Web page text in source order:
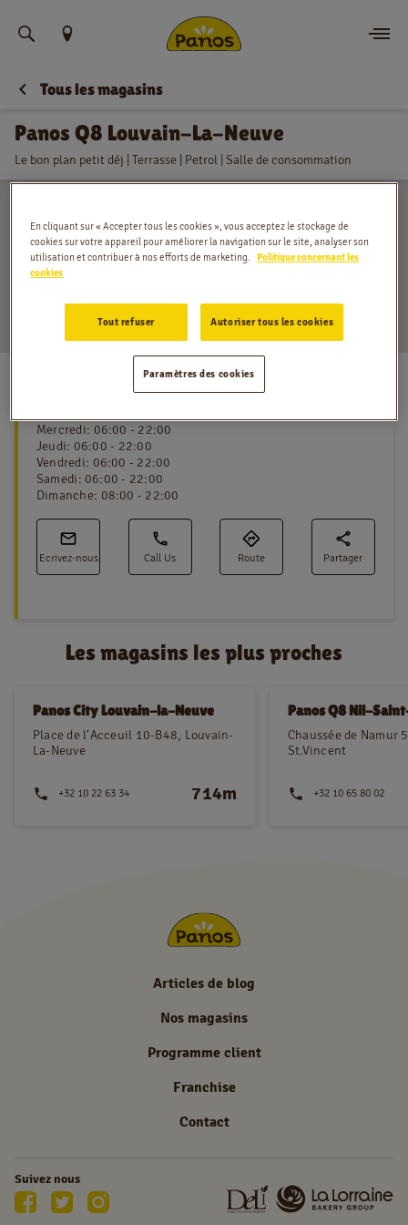
Trouvez votre emplacement
Nouvelles
Magasins
Contact
Jobs
Information juridique
Privacy policy
Tous les magasins
Le bon plan petit déj | Terrasse | Petrol | Salle de consommation
Panos Q8 Louvain-La-Neuve
Avenue Baudouin 1er 3, Ottignies
06:00 - 22:00
Mercredi: 06:00 - 22:00
Jeudi: 06:00 - 22:00
Vendredi: 06:00 - 22:00
Samedi: 06:00 - 22:00
Dimanche: 08:00 - 22:00
Ecrivez-nous Call Us Route Partager
Les magasins les plus proches
Panos City Louvain-la-Neuve
Place de l'Acceuil 10-B48, Louvain-
La-Neuve
+32 10 22 63 34 714m
Panos Q8 Nil-
Chaussée de Namur
St.Vincent
+32 10 65 80 02
Suivez nous
Articles de blog
Nos magasins
Programme client
Franchise
Contact
En cliquant sur « Accepter tous les cookies », vous acceptez le stockage de
cookies sur votre appareil pour améliorer la navigation sur le site, analyser son
utilisation et contribuer à nos efforts de marketing. Politique concernant les
cookies
Tout refuser Autoriser tous les cookies
Paramètres des cookies